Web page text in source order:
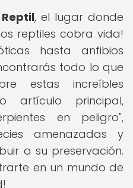
, el lugar donde
reptiles cobra vida!
hasta anfibios
todo lo que
estas increíbles
artículo principal,
en peligro",
amenazadas y
a su preservación.
en un mundo de